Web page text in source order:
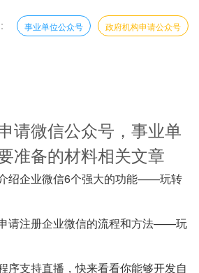
事业单位公众号
政府机构申请公众号
请微信公众号，事业单
准备的材料相关文章
绍企业微信6个强大的功能——玩转
请注册企业微信的流程和方法——玩
序支持直播，快来看看你能够开发自